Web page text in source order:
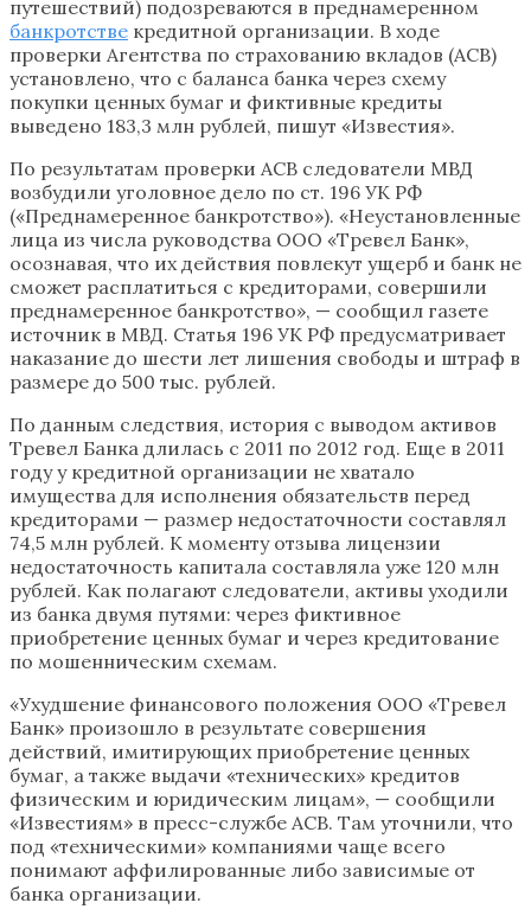
путешествий) подозреваются в преднамеренном
банкротстве кредитной организации. В ходе
проверки Агентства по страхованию вкладов (АСВ)
установлено, что с баланса банка через схему
покупки ценных бумаг и фиктивные кредиты
выведено 183,3 млн рублей, пишут «Известия».
По результатам проверки АСВ следователи МВД
возбудили уголовное дело по ст. 196 УК РФ
(«Преднамеренное банкротство»). «Неустановленные
лица из числа руководства ООО «Тревел Банк»,
осознавая, что их действия повлекут ущерб и банк не
сможет расплатиться с кредиторами, совершили
преднамеренное банкротство», — сообщил газете
источник в МВД. Статья 196 УК РФ предусматривает
наказание до шести лет лишения свободы и штраф в
размере до 500 тыс. рублей.
По данным следствия, история с выводом активов
Тревел Банка длилась с 2011 по 2012 год. Еще в 2011
году у кредитной организации не хватало
имущества для исполнения обязательств перед
кредиторами — размер недостаточности составлял
74,5 млн рублей. К моменту отзыва лицензии
недостаточность капитала составляла уже 120 млн
рублей. Как полагают следователи, активы уходили
из банка двумя путями: через фиктивное
приобретение ценных бумаг и через кредитование
по мошенническим схемам.
«Ухудшение финансового положения ООО «Тревел
Банк» произошло в результате совершения
действий, имитирующих приобретение ценных
бумаг, а также выдачи «технических» кредитов
физическим и юридическим лицам», — сообщили
«Известиям» в пресс-службе АСВ. Там уточнили, что
под «техническими» компаниями чаще всего
понимают аффилированные либо зависимые от
банка организации.